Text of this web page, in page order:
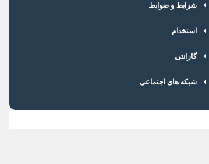
شرایط و ضوابط
استخدام
گارانتی
شبکه های اجتماعی